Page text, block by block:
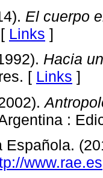
El cuerpo
Links ]
Hacia
[ Links ]
:
Española.
www.rae.es